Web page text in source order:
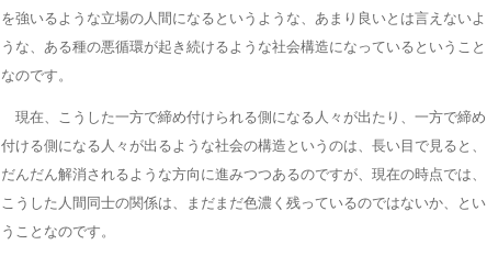
を強いるような立場の人間になるというような、あまり良いとは言えないよ
うな、ある種の悪循環が起き続けるような社会構造になっているということ
なのです。
現在、こうした一方で締め付けられる側になる人々が出たり、一方で締め
付ける側になる人々が出るような社会の構造というのは、長い目で見ると、
だんだん解消されるような方向に進みつつあるのですが、現在の時点では、
こうした人間同士の関係は、まだまだ色濃く残っているのではないか、とい
うことなのです。